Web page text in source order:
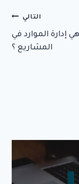
التالي
إدارة الموارد في
المشاريع ؟